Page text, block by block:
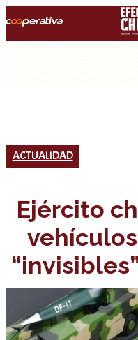
ACTUALIDAD
Ejército